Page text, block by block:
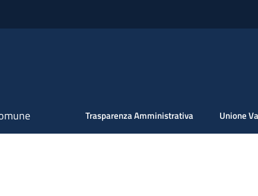
Trasparenza Amministrativa Unione